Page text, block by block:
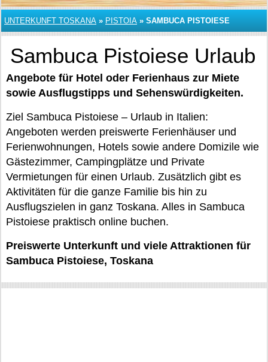
UNTERKUNFT TOSKANA » PISTOIA » SAMBUCA PISTOIESE
Sambuca Pistoiese Urlaub
Angebote für Hotel oder Ferienhaus zur Miete
sowie Ausflugstipps und Sehenswürdigkeiten.
Ziel Sambuca Pistoiese – Urlaub in Italien:
Angeboten werden preiswerte Ferienhäuser und
Ferienwohnungen, Hotels sowie andere Domizile wie
Gästezimmer, Campingplätze und Private
Vermietungen für einen Urlaub. Zusätzlich gibt es
Aktivitäten für die ganze Familie bis hin zu
Ausflugszielen in ganz Toskana. Alles in Sambuca
Pistoiese praktisch online buchen.
Preiswerte Unterkunft und viele Attraktionen für
Sambuca Pistoiese, Toskana